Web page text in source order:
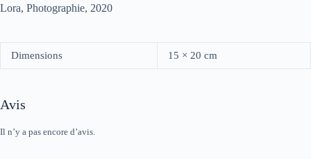
Lora, Photographie, 2020
Dimensions 15 × 20 cm
Avis
Il n’y a pas encore d’avis.